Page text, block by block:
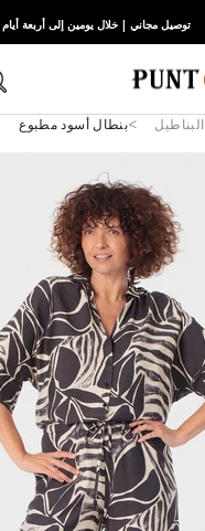
توصيل مجاني | خلال يومين إلى أربعة أيام
البناطيل بنطال أسود مطبوع